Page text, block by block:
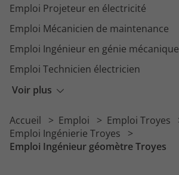
Voir plus
Emploi Projeteur en électricité
Emploi Mécanicien de maintenance
Emploi Ingénieur en génie mécanique
Emploi Technicien électricien
Emploi Ingénieur automaticien
Emploi Technicien courant faible
Accueil Emploi
Emploi Troyes
Emploi Ingénierie Troyes
Emploi Ingénieur géomètre Troyes